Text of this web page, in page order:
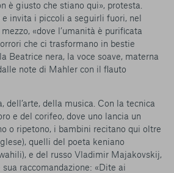
è giusto che stiano qui», protesta.
invita i piccoli a seguirli fuori, nel
«dove l’umanità è purificata
che ci trasformano in bestie
Beatrice nera, la voce soave, materna
note di Mahler con il flauto
dell’arte, della musica. Con la tecnica
e del corifeo, dove uno lancia un
o ripetono, i bambini recitano qui oltre
quelli del poeta keniano
e del russo Vladimir Majakovskij,
raccomandazione: «Dite ai